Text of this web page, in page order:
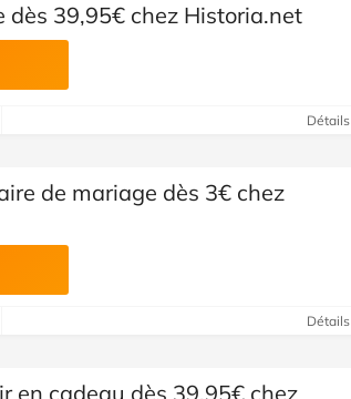
dès 39,95€ chez Historia.net
Détails
de mariage dès 3€ chez
Détails
en cadeau dès 39,95€ chez